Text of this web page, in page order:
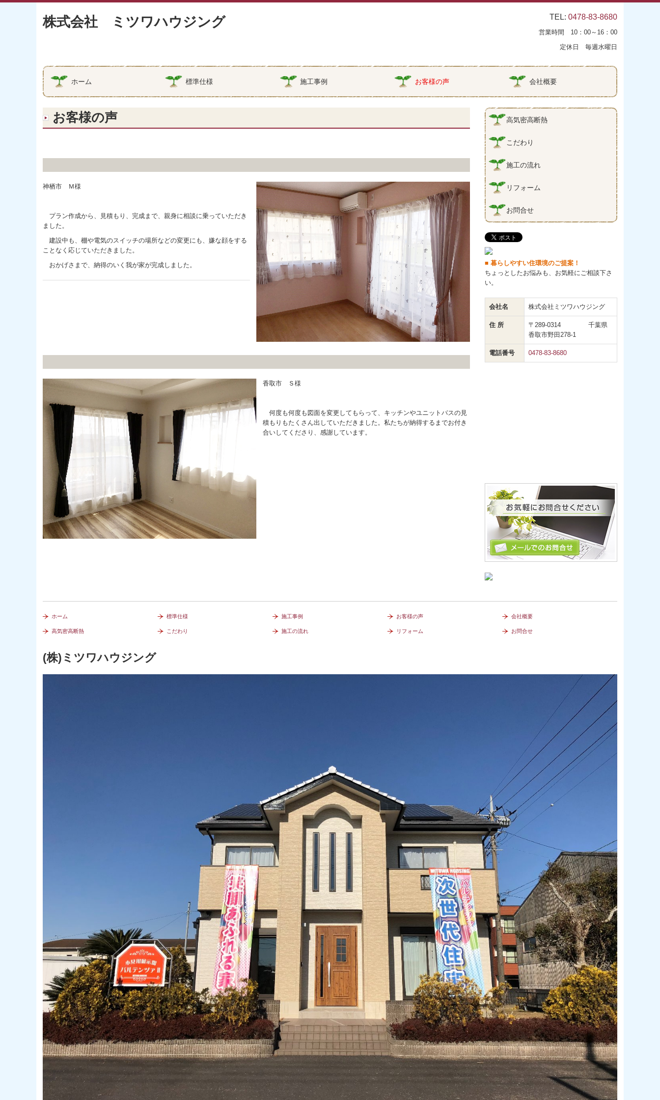
株式会社 ミツワハウジング TEL: 0478-83-8680
営業時間 10：00～16：00
定休日 毎週水曜日
ホーム 標準仕様 施工事例 お客様の声 会社概要
お客様の声
神栖市 Ｍ様
プラン作成から、見積もり、完成まで、親身に相談に乗っていただき
ました。
建設中も、棚や電気のスイッチの場所などの変更にも、嫌な顔をする
ことなく応じていただきました。
おかげさまで、納得のいく我が家が完成しました。
香取市 Ｓ様
何度も何度も図面を変更してもらって、キッチンやユニットバスの見
積もりもたくさん出していただきました。私たちが納得するまでお付き
合いしてくださり、感謝しています。
高気密高断熱
こだわり
施工の流れ
リフォーム
お問合せ
■ 暮らしやすい住環境のご提案！
ちょっとしたお悩みも、お気軽にご相談下さ
い。
会社名 株式会社ミツワハウジング
住 所
〒289-0314 千葉県
香取市野田278-1
電話番号 0478-83-8680
ホーム 標準仕様 施工事例 お客様の声 会社概要
高気密高断熱 こだわり 施工の流れ リフォーム お問合せ
(株)ミツワハウジング